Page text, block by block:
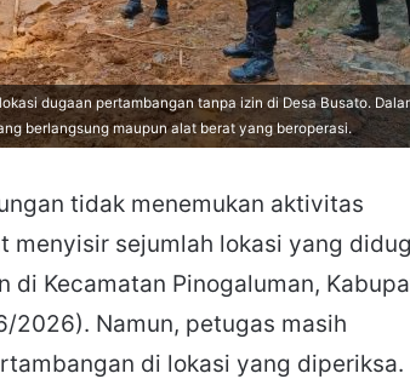
dugaan pertambangan tanpa izin di Desa Busato.
berlangsung maupun alat berat yang beroperasi.
tidak menemukan aktivitas
menyisir sejumlah lokasi yang
Kecamatan Pinogaluman,
2026). Namun, petugas masih
di lokasi yang diperiksa.